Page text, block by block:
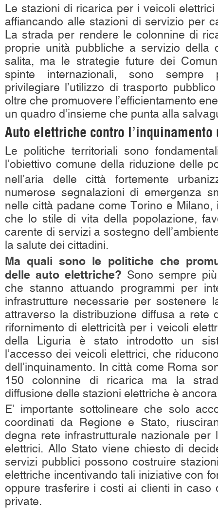
Le stazioni di ricarica per i veicoli
affiancando alle stazioni di servizio per
La strada per rendere le colonnine di
proprie unità pubbliche a servizio della
salita, ma le strategie future dei
spinte internazionali, sono sempre
privilegiare l’utilizzo di trasporto
oltre che promuovere l’efficientamento
un quadro d’insieme che punta alla
Auto elettriche contro l’inquinamento
Le politiche territoriali sono
l’obiettivo comune della riduzione delle
nell’aria delle città fortemente
numerose segnalazioni di emergenza
nelle città padane come Torino e
che lo stile di vita della popolazione,
carente di servizi a sostegno
la salute dei cittadini.
Ma quali sono le politiche che
delle auto elettriche? Sono sempre
che stanno attuando programmi per
infrastrutture necessarie per sostenere
attraverso la distribuzione diffusa a rete
rifornimento di elettricità per i veicoli
della Liguria è stato introdotto un
l’accesso dei veicoli elettrici, che
dell’inquinamento. In città come Roma
150 colonnine di ricarica ma la
diffusione delle stazioni elettriche è
E’ importante sottolineare che solo
coordinati da Regione e Stato,
degna rete infrastrutturale nazionale per
elettrici. Allo Stato viene chiesto di
servizi pubblici possono costruire
elettriche incentivando tali iniziative con
oppure trasferire i costi ai clienti in caso
private.